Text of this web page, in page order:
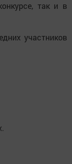
так и в
участников